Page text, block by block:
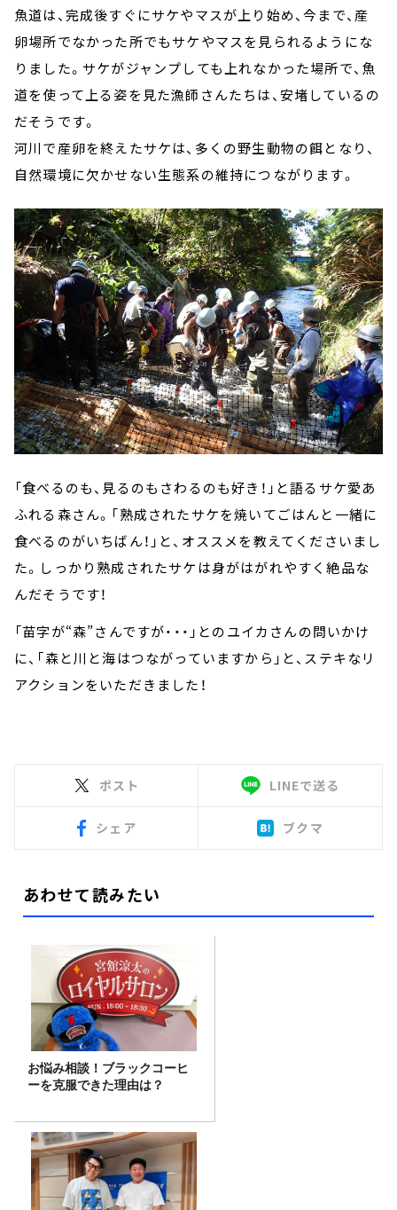
魚道は、完成後すぐにサケやマスが上り始め、今まで、産
卵場所でなかった所でもサケやマスを見られるようにな
りました。サケがジャンプしても上れなかった場所で、魚
道を使って上る姿を見た漁師さんたちは、安堵しているの
だそうです。
河川で産卵を終えたサケは、多くの野生動物の餌となり、
自然環境に欠かせない生態系の維持につながります。
「食べるのも、見るのもさわるのも好き！」と語るサケ愛あ
ふれる森さん。「熟成されたサケを焼いてごはんと一緒に
食べるのがいちばん！」と、オススメを教えてくださいまし
た。しっかり熟成されたサケは身がはがれやすく絶品な
んだそうです！
「苗字が“森”さんですが・・・」とのユイカさんの問いかけ
に、「森と川と海はつながっていますから」と、ステキなリ
アクションをいただきました！
ポスト LINEで送る
シェア ブクマ
あわせて読みたい
お悩み相談！ブラックコーヒ
ーを克服できた理由は？